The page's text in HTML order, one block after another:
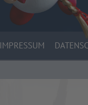
IMPRESSUM